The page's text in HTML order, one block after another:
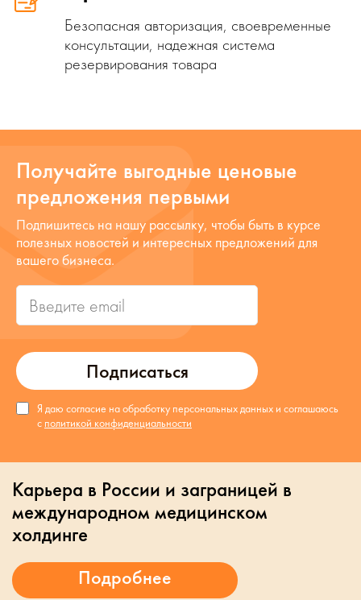
Безопасная авторизация, своевременные
консультации, надежная система
резервирования товара
Получайте выгодные ценовые
предложения первыми
Подписаться
Подпишитесь на нашу рассылку, чтобы быть в курсе
полезных новостей и интересных предложений для
вашего бизнеса.
Я даю согласие на обработку персональных данных и соглашаюсь
с политикой конфиденциальности
Карьера в России и заграницей в
международном медицинском
холдинге